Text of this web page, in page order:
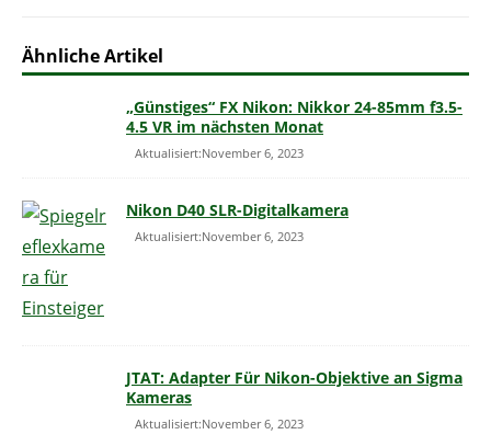
Ähnliche Artikel
„Günstiges“ FX Nikon: Nikkor 24-85mm f3.5-
4.5 VR im nächsten Monat
Aktualisiert:November 6, 2023
Nikon D40 SLR-Digitalkamera
Aktualisiert:November 6, 2023
JTAT: Adapter Für Nikon-Objektive an Sigma
Kameras
Aktualisiert:November 6, 2023